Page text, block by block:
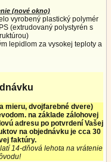
(nové okno)
vyrobený plastický polymér
(extrudovaný polystyrén s
lepidlom za vysokej teploty a
mieru, dvojfarebné dvere)
na základe zálohovej
adresu po potvrdení Vašej
na objednávku je cca 30
faktúry.
14-dňová lehota na vrátenie